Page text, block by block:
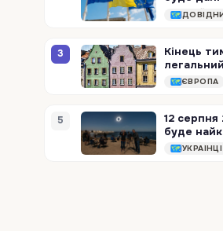
3
Кінець
ЄВРОПА
5
12
буде